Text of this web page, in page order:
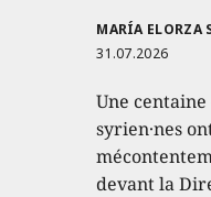
MARÍA ELORZA
31.07.2026
Une centaine
syrien·nes
devant la